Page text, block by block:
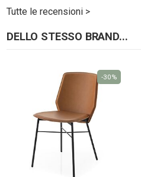
Tutte le recensioni >
DELLO STESSO BRAND...
-30%